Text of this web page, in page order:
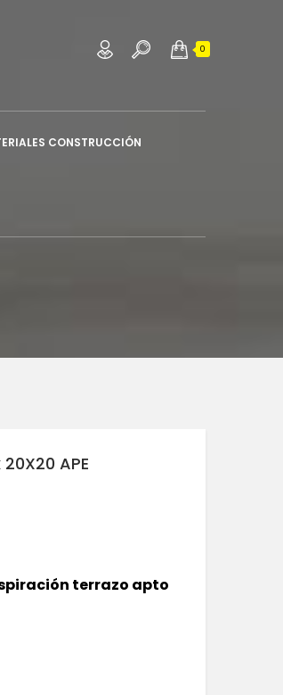
0
CONSTRUCCIÓN
APE
terrazo apto